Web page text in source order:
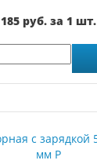
185 руб. за 1 шт.